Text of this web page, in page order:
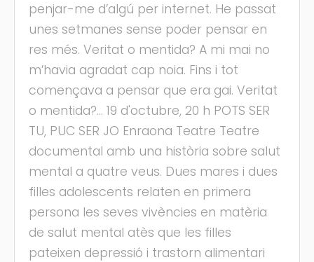
penjar-me d’algú per internet. He passat
unes setmanes sense poder pensar en
res més. Veritat o mentida? A mi mai no
m’havia agradat cap noia. Fins i tot
començava a pensar que era gai. Veritat
o mentida?... 19 d'octubre, 20 h POTS SER
TU, PUC SER JO Enraona Teatre Teatre
documental amb una història sobre salut
mental a quatre veus. Dues mares i dues
filles adolescents relaten en primera
persona les seves vivències en matèria
de salut mental atès que les filles
pateixen depressió i trastorn alimentari